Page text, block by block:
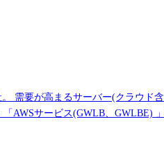
需要が高まるサーバー(クラウド